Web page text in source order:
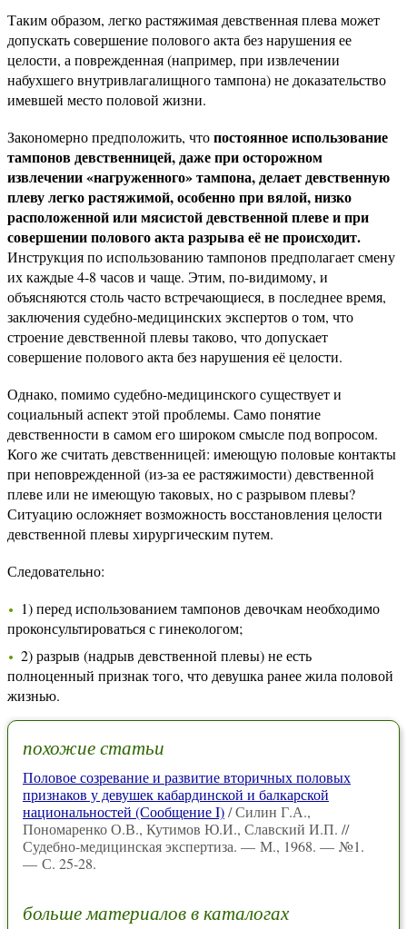
Таким образом, легко растяжимая девственная плева может
допускать совершение полового акта без нарушения ее
целости, а поврежденная (например, при извлечении
набухшего внутривлагалищного тампона) не доказательство
имевшей место половой жизни.
Закономерно предположить, чтопостоянное использование
тампонов девственницей, даже при осторожном
извлечении «нагруженного» тампона, делает девственную
плеву легко растяжимой, особенно при вялой, низко
расположенной или мясистой девственной плеве и при
совершении полового акта разрыва её не происходит.
Инструкция по использованию тампонов предполагает смену
их каждые 4-8 часов и чаще. Этим, по-видимому, и
объясняются столь часто встречающиеся, в последнее время,
заключения судебно-медицинских экспертов о том, что
строение девственной плевы таково, что допускает
совершение полового акта без нарушения её целости.
Однако, помимо судебно-медицинского существует и
социальный аспект этой проблемы. Само понятие
девственности в самом его широком смысле под вопросом.
Кого же считать девственницей: имеющую половые контакты
при неповрежденной (из-за ее растяжимости) девственной
плеве или не имеющую таковых, но с разрывом плевы?
Ситуацию осложняет возможность восстановления целости
девственной плевы хирургическим путем.
Следовательно:
1) перед использованием тампонов девочкам необходимо
проконсультироваться с гинекологом;
2) разрыв (надрыв девственной плевы) не есть
полноценный признак того, что девушка ранее жила половой
жизнью.
похожие статьи
Половое созревание и развитие вторичных половых
признаков у девушек кабардинской и балкарской
национальностей (Сообщение I)/ Силин Г.А.,
Пономаренко О.В., Кутимов Ю.И., Славский И.П. //
Судебно-медицинская экспертиза. — М., 1968. — №1.
— С. 25-28.
больше материалов в каталогах